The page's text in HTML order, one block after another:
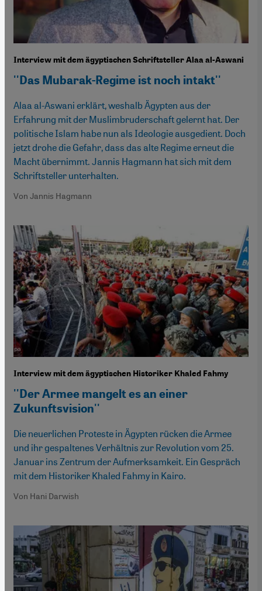
Interview mit dem ägyptischen Schriftsteller Alaa al-Aswani
''Das Mubarak-Regime ist noch intakt''
Alaa al-Aswani erklärt, weshalb Ägypten aus der
Erfahrung mit der Muslimbruderschaft gelernt hat. Der
politische Islam habe nun als Ideologie ausgedient. Doch
jetzt drohe die Gefahr, dass das alte Regime erneut die
Macht übernimmt. Jannis Hagmann hat sich mit dem
Schriftsteller unterhalten.
Von Jannis Hagmann
Interview mit dem ägyptischen Historiker Khaled Fahmy
''Der Armee mangelt es an einer
Zukunftsvision''
Die neuerlichen Proteste in Ägypten rücken die Armee
und ihr gespaltenes Verhältnis zur Revolution vom 25.
Januar ins Zentrum der Aufmerksamkeit. Ein Gespräch
mit dem Historiker Khaled Fahmy in Kairo.
Von Hani Darwish